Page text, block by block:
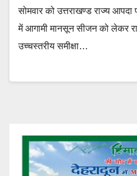
सोमवार को उत्तराखण्ड राज्य
में आगामी मानसून सीजन को लेकर
उच्चस्तरीय समीक्षा…